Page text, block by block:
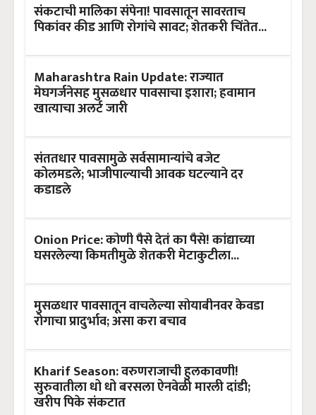
संकटाची मालिका संपेना! पावसातून सावरताच
पिकांवर कीड आणि रोगांचे सावट; शेतकरी चिंतेत...
Maharashtra Rain Update: राज्यात
मेघगर्जनेसह मुसळधार पावसाचा इशारा; हवामान
खात्याचा अलर्ट जारी
संततधार पावसामुळे सर्वसामान्यांचे बजेट
कोलमडले; भाजीपाल्याची आवक घटल्याने दर
कडाडले
Onion Price: कोणी पैसे देतं का पैसे! कांद्याच्या
घसरलेल्या किमतीमुळे शेतकरी मेटाकुटीला...
मुसळधार पावसातून वाचलेल्या सोयाबीनवर केवडा
रोगाचा प्रादुर्भाव; असा करा बचाव
Kharif Season: वरुणराजाची हुलकावणी!
सुरुवातीला धो धो बरसला ऐनवेळी मारली दांडी;
खरीप पिके संकटात